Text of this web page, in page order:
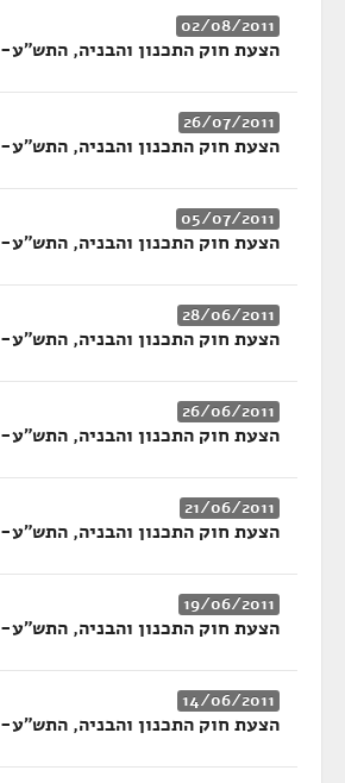
02/08/2011
הצעת חוק התכנון והבניה, התש"ע-2010
26/07/2011
הצעת חוק התכנון והבניה, התש"ע-2010
05/07/2011
הצעת חוק התכנון והבניה, התש"ע-2010
28/06/2011
הצעת חוק התכנון והבניה, התש"ע-2010
26/06/2011
הצעת חוק התכנון והבניה, התש"ע-2010
21/06/2011
הצעת חוק התכנון והבניה, התש"ע-2010
19/06/2011
הצעת חוק התכנון והבניה, התש"ע-2010
14/06/2011
הצעת חוק התכנון והבניה, התש"ע-2010